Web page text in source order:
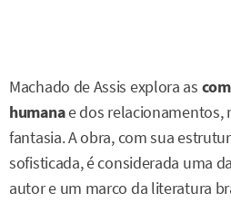
Machado de Assis explora as
humanae dos relacionamentos,
fantasia. A obra, com sua
sofisticada, é considerada uma
autor e um marco da literatura